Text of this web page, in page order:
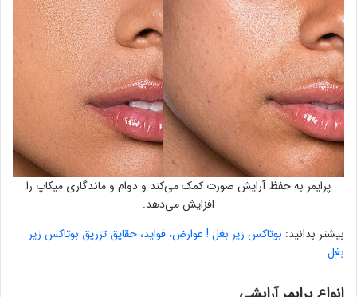
پرایمر به حفظ آرایش صورت کمک می‌کند و دوام و ماندگاری میکاپ را
افزایش می‌دهد.
بیشتر بدانید: بوتاکس زیر بغل ! عوارض، فواید، حقایق تزریق بوتاکس زیر
بغل.